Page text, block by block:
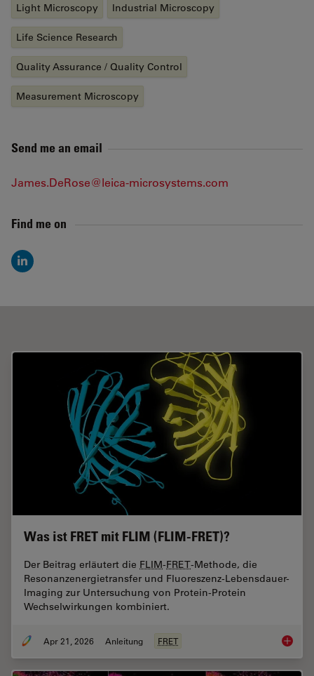
Light Microscopy Industrial Microscopy
Life Science Research
Quality Assurance / Quality Control
Measurement Microscopy
Send me an email
James.DeRose@leica-microsystems.com
Find me on
LinkedIn
Was ist FRET mit FLIM (FLIM-FRET)?
Der Beitrag erläutert die FLIM-FRET-Methode, die
Resonanzenergietransfer und Fluoreszenz-Lebensdauer-
Imaging zur Untersuchung von Protein-Protein
Wechselwirkungen kombiniert.
Apr 21, 2026 Anleitung FRET Was ist